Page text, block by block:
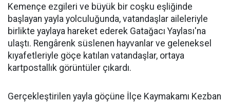
Kemençe ezgileri ve büyük bir coşku eşliğinde
başlayan yayla yolculuğunda, vatandaşlar aileleriyle
birlikte yaylaya hareket ederek Gatağacı Yaylası'na
ulaştı. Rengârenk süslenen hayvanlar ve geleneksel
kıyafetleriyle göçe katılan vatandaşlar, ortaya
kartpostallık görüntüler çıkardı.
Gerçekleştirilen yayla göçüne İlçe Kaymakamı Kezban